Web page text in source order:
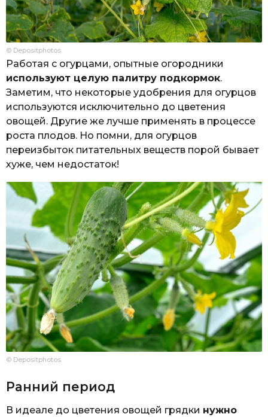
© Depositphotos
Работая с огурцами, опытные огородники
используют целую палитру подкормок.
Заметим, что некоторые удобрения для огурцов
используются исключительно до цветения
овощей. Другие же лучше применять в процессе
роста плодов. Но помни, для огурцов
переизбыток питательных веществ порой бывает
хуже, чем недостаток!
© Depositphotos
Ранний период
В идеале до цветения овощей грядки нужно